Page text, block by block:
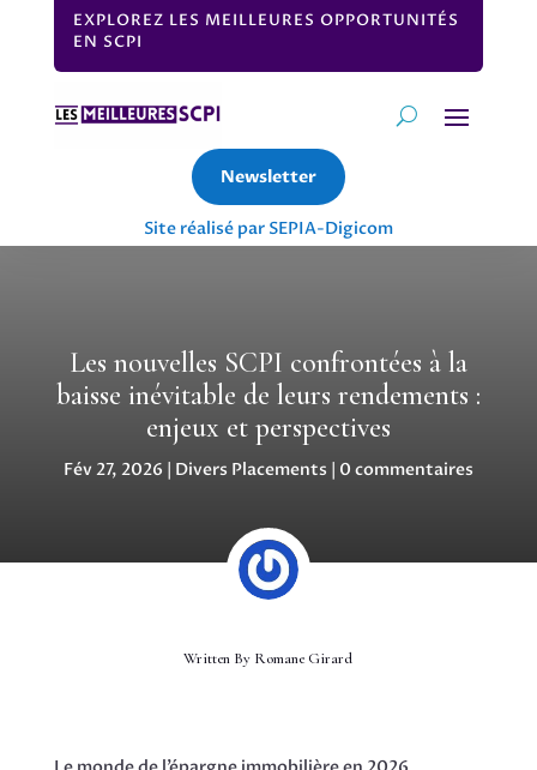
EXPLOREZ LES MEILLEURES OPPORTUNITÉS
EN SCPI
Newsletter
Site réalisé par SEPIA-Digicom
Les nouvelles SCPI confrontées à la
baisse inévitable de leurs rendements :
enjeux et perspectives
Fév 27, 2026 | Divers Placements | 0 commentaires
Written By Romane Girard